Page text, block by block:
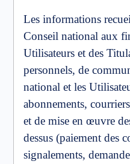
Les informations
Conseil national aux
Utilisateurs et des
personnels, de
national et les
abonnements,
et de mise en œuvre
dessus (paiement des
signalements,